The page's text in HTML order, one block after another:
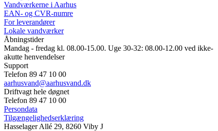
Vandværkerne i Aarhus
EAN- og CVR-numre
For leverandører
Lokale vandværker
Åbningstider
Mandag - fredag kl. 08.00-15.00. Uge 30-32: 08.00-12.00 ved ikke-
akutte henvendelser
Support
Telefon 89 47 10 00
aarhusvand@aarhusvand.dk
Driftvagt hele døgnet
Telefon 89 47 10 00
Persondata
Tilgængelighedserklæring
Hasselager Allé 29, 8260 Viby J